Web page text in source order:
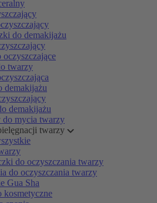
do demakijażu
oczyszczające
twarzy
demakijażu
demakijażu
do mycia twarzy
twarzy
do oczyszczania twarzy
do oczyszczania twarzy
Gua Sha
kosmetyczne